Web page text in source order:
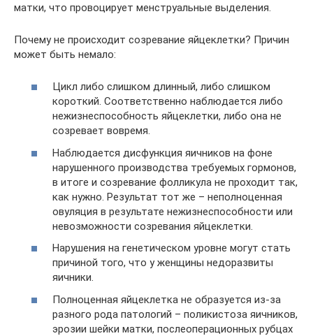
матки, что провоцирует менструальные выделения.
Почему не происходит созревание яйцеклетки? Причин
может быть немало:
Цикл либо слишком длинный, либо слишком
короткий. Соответственно наблюдается либо
нежизнеспособность яйцеклетки, либо она не
созревает вовремя.
Наблюдается дисфункция яичников на фоне
нарушенного производства требуемых гормонов,
в итоге и созревание фолликула не проходит так,
как нужно. Результат тот же – неполноценная
овуляция в результате нежизнеспособности или
невозможности созревания яйцеклетки.
Нарушения на генетическом уровне могут стать
причиной того, что у женщины недоразвиты
яичники.
Полноценная яйцеклетка не образуется из-за
разного рода патологий – поликистоза яичников,
эрозии шейки матки, послеоперационных рубцах